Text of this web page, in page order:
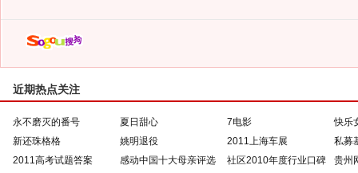
近期热点关注
永不磨灭的番号 夏日甜心 7电影
快乐
新还珠格格
姚明退役 2011上海车展
私募
2011高考试题答案
感动中国十大母亲评选
社区2010年度行业口碑
贵州